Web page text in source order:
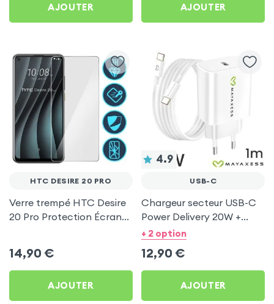
AJOUTER AJOUTER
HTC DESIRE 20 PRO
Verre trempé HTC Desire
20 Pro Protection Écran
14,90 €
AJOUTER
4.9
USB-C
Chargeur secteur USB-C
Power Delivery 20W +
Câble type C 1m -
+ 2 option
12,90 €
AJOUTER